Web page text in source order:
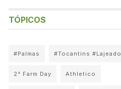
TÓPICOS
#Palmas #Tocantins #Lajeado
2° Farm Day Athletico